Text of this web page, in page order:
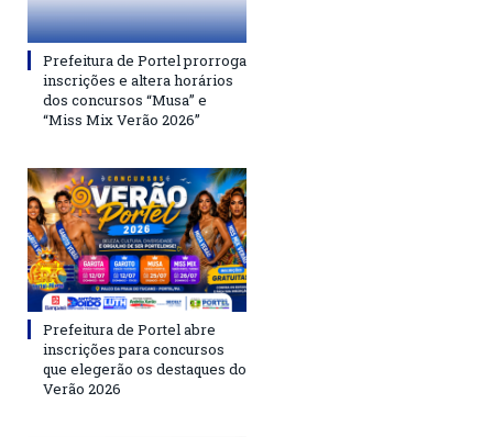
Prefeitura de Portel prorroga
inscrições e altera horários
dos concursos “Musa” e
“Miss Mix Verão 2026”
Prefeitura de Portel abre
inscrições para concursos
que elegerão os destaques do
Verão 2026